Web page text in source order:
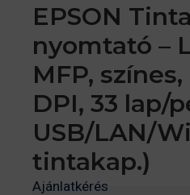
EPSON
nyomtató –
MFP,
DPI, 33 lap/
USB/LAN/
tintakap.)
Ajánlatkérés